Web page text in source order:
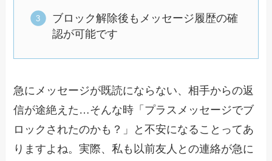
ブロック解除後もメッセージ履歴の確
認が可能です
急にメッセージが既読にならない、相手からの返
信が途絶えた…そんな時「プラスメッセージでブ
ロックされたのかも？」と不安になることってあ
りますよね。実際、私も以前友人との連絡が急に